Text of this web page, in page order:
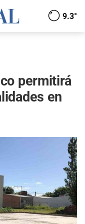
9.3°
permitirá
en